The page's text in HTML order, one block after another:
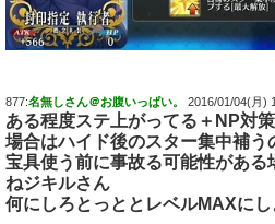
877:名無しさん＠お腹いっぱい。 2016/01/04(月)
ある程度ステ上がってる＋NP対
場合はハイド後のスター集中補う
宝具使う前に事故る可能性があ
ねジキルさん
何にしろとっととレベルMAXにし